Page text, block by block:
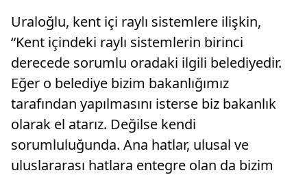
Uraloğlu, kent içi raylı sistemlere ilişkin,
“Kent içindeki raylı sistemlerin birinci
derecede sorumlu oradaki ilgili belediyedir.
Eğer o belediye bizim bakanlığımız
tarafından yapılmasını isterse biz bakanlık
olarak el atarız. Değilse kendi
sorumluluğunda. Ana hatlar, ulusal ve
uluslararası hatlara entegre olan da bizim